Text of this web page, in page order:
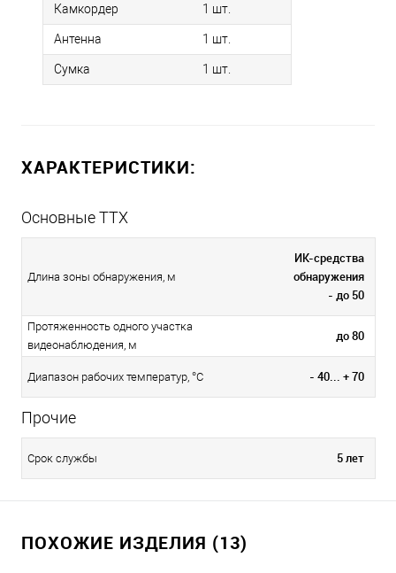
Камкордер 1 шт.
Антенна 1 шт.
Сумка 1 шт.
ХАРАКТЕРИСТИКИ:
Основные ТТХ
Длина зоны обнаружения, м
ИК-средства
обнаружения
- до 50
Протяженность одного участка
видеонаблюдения, м
до 80
Диапазон рабочих температур, °С - 40... + 70
Прочие
Срок службы 5 лет
ПОХОЖИЕ ИЗДЕЛИЯ (13)